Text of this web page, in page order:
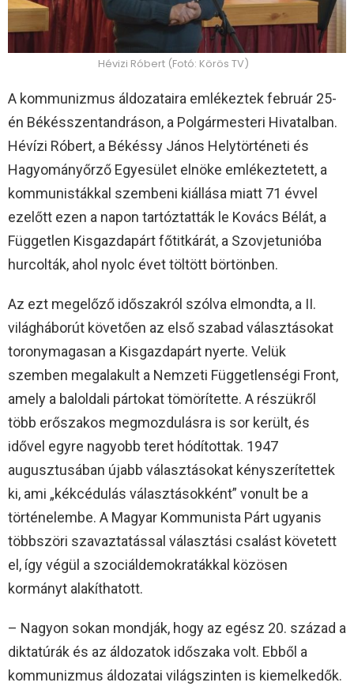
Hévizi Róbert (Fotó: Körös TV)
A kommunizmus áldozataira emlékeztek február 25-
én Békésszentandráson, a Polgármesteri Hivatalban.
Hévízi Róbert, a Békéssy János Helytörténeti és
Hagyományőrző Egyesület elnöke emlékeztetett, a
kommunistákkal szembeni kiállása miatt 71 évvel
ezelőtt ezen a napon tartóztatták le Kovács Bélát, a
Független Kisgazdapárt főtitkárát, a Szovjetunióba
hurcolták, ahol nyolc évet töltött börtönben.
Az ezt megelőző időszakról szólva elmondta, a II.
világháborút követően az első szabad választásokat
toronymagasan a Kisgazdapárt nyerte. Velük
szemben megalakult a Nemzeti Függetlenségi Front,
amely a baloldali pártokat tömörítette. A részükről
több erőszakos megmozdulásra is sor került, és
idővel egyre nagyobb teret hódítottak. 1947
augusztusában újabb választásokat kényszerítettek
ki, ami „kékcédulás választásokként” vonult be a
történelembe. A Magyar Kommunista Párt ugyanis
többszöri szavaztatással választási csalást követett
el, így végül a szociáldemokratákkal közösen
kormányt alakíthatott.
– Nagyon sokan mondják, hogy az egész 20. század a
diktatúrák és az áldozatok időszaka volt. Ebből a
kommunizmus áldozatai világszinten is kiemelkedők.